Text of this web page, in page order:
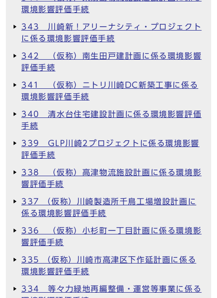
環境影響評価手続
343 川崎新！アリーナシティ・プロジェクト
に係る環境影響評価手続
342 （仮称）南生田戸建計画に係る環境影響
評価手続
341 （仮称）ニトリ川崎DC新築工事に係る
環境影響評価手続
340 清水台住宅建設計画に係る環境影響評価
手続
339 GLP川崎2プロジェクトに係る環境影響
評価手続
338 （仮称）高津物流施設計画に係る環境影
響評価手続
337 （仮称）川崎製造所千鳥工場増設計画に
係る環境影響評価手続
336 （仮称）小杉町一丁目計画に係る環境影
響評価手続
335 （仮称）川崎市高津区下作延計画に係る
環境影響評価手続
334 等々力緑地再編整備・運営等事業に係る